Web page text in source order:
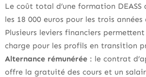
Le coût total d’une formation DEASS
les 18 000 euros pour les trois années
Plusieurs leviers financiers
charge pour les profils en transition
Alternance rémunérée : le contrat
offre la gratuité des cours et un